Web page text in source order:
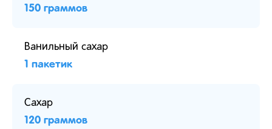
150 граммов
Ванильный сахар
1 пакетик
Сахар
120 граммов